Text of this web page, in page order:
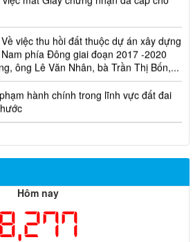
việc thu hồi đất thuộc dự án xây dựng
phía Đông giai đoạn 2017 -2020
ông Lê Văn Nhân, bà Trần Thị Bốn,...
hành chính trong lĩnh vực đất đai
Hôm nay
8,277